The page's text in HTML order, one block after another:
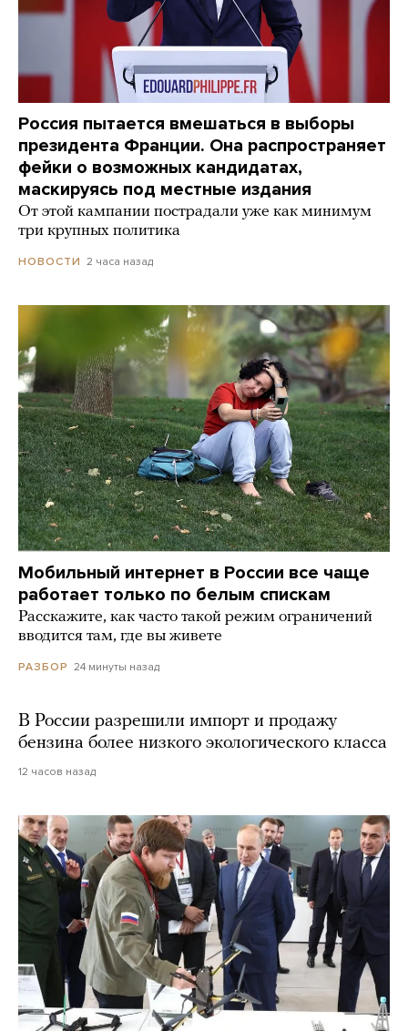
Россия пытается вмешаться в выборы
президента Франции. Она распространяет
фейки о возможных кандидатах,
маскируясь под местные издания
От этой кампании пострадали уже как минимум
три крупных политика
НОВОСТИ 2 часа назад
Мобильный интернет в России все чаще
работает только по белым спискам
Расскажите, как часто такой режим ограничений
вводится там, где вы живете
РАЗБОР 24 минуты назад
В России разрешили импорт и продажу
бензина более низкого экологического класса
12 часов назад